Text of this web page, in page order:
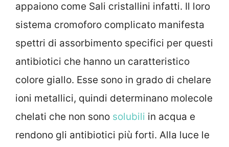
appaiono come Sali cristallini infatti. Il loro
sistema cromoforo complicato manifesta
spettri di assorbimento specifici per questi
antibiotici che hanno un caratteristico
colore giallo. Esse sono in grado di chelare
ioni metallici, quindi determinano molecole
chelati che non sono solubili in acqua e
rendono gli antibiotici più forti. Alla luce le